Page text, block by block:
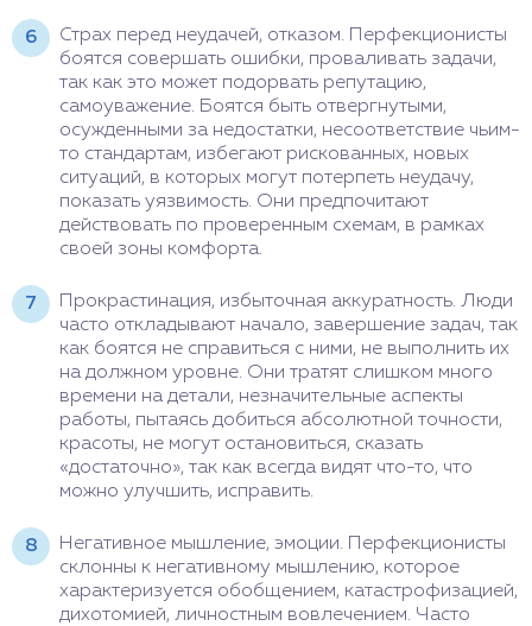
Страх перед неудачей, отказом. Перфекционисты
боятся совершать ошибки, проваливать задачи,
так как это может подорвать репутацию,
самоуважение. Боятся быть отвергнутыми,
осужденными за недостатки, несоответствие чьим-
то стандартам, избегают рискованных, новых
ситуаций, в которых могут потерпеть неудачу,
показать уязвимость. Они предпочитают
действовать по проверенным схемам, в рамках
своей зоны комфорта.
Прокрастинация, избыточная аккуратность. Люди
часто откладывают начало, завершение задач, так
как боятся не справиться с ними, не выполнить их
на должном уровне. Они тратят слишком много
времени на детали, незначительные аспекты
работы, пытаясь добиться абсолютной точности,
красоты, не могут остановиться, сказать
«достаточно», так как всегда видят что-то, что
можно улучшить, исправить.
Негативное мышление, эмоции. Перфекционисты
склонны к негативному мышлению, которое
характеризуется обобщением, катастрофизацией,
дихотомией, личностным вовлечением. Часто